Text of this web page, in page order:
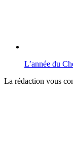
L’année du
La rédaction vous